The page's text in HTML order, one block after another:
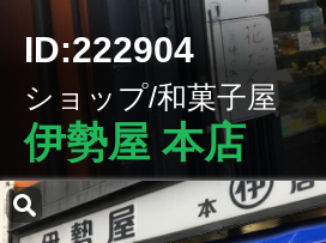
ID:222904
ショップ/和菓子屋
伊勢屋 本店